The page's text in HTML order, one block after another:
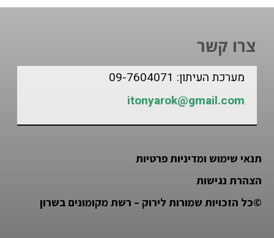
צרו קשר
מערכת העיתון: 09-7604071
itonyarok@gmail.com
תנאי שימוש ומדיניות פרטיות
הצהרת נגישות
©כל הזכויות שמורות לירוק – רשת מקומונים בשרון